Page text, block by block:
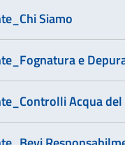
Siamo
e
Acqua